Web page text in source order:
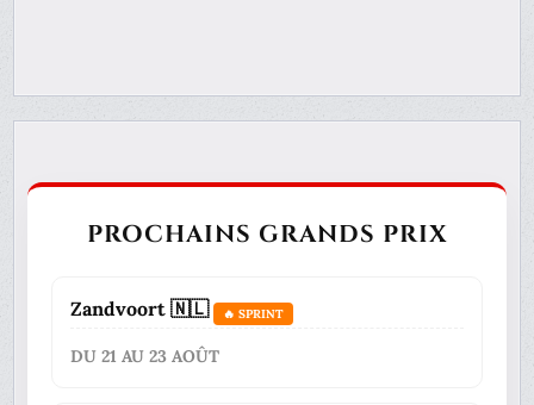
PROCHAINS GRANDS PRIX
Zandvoort 🇳🇱 🔥 SPRINT
DU 21 AU 23 AOÛT